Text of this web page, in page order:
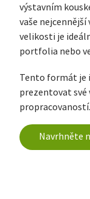
výstavním
vaše
velikosti je
portfolia nebo
Tento formát je
prezentovat své
propracovaností.
Navrhněte